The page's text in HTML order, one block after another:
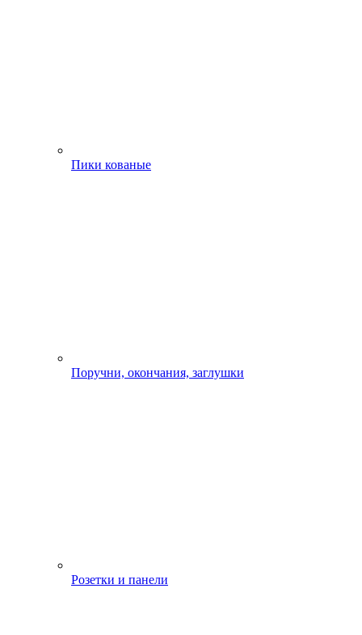
Пики кованые
Поручни, окончания, заглушки
Розетки и панели